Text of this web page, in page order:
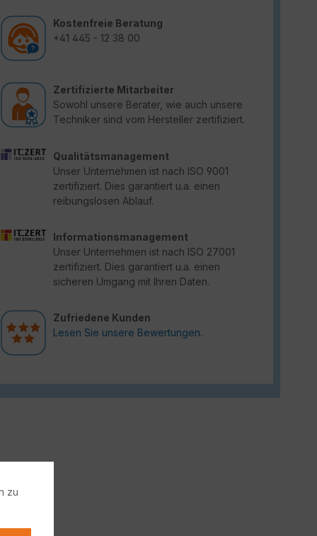
Kostenfreie Beratung
+41 445 - 12 38 00
Zertifizierte Mitarbeiter
Sowohl unsere Berater, wie auch unsere
Techniker sind vom Hersteller zertifiziert.
Qualitätsmanagement
Unser Unternehmen ist nach ISO 9001
zertifiziert. Dies garantiert u.a. einen
reibungslosen Ablauf.
Informationsmanagement
Unser Unternehmen ist nach ISO 27001
zertifiziert. Dies garantiert u.a. einen
sicheren Umgang mit Ihren Daten.
Zufriedene Kunden
Lesen Sie unsere Bewertungen.
zu